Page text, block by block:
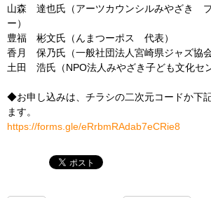
山森 達也氏（アーツカウンシルみやざき
ー）
豊福 彬文氏（んまつーポス 代表）
香月 保乃氏（一般社団法人宮崎県ジャズ協
土田 浩氏（NPO法人みやざき子ども文化セ
◆お申し込みは、チラシの二次元コードか下
ます。
https://forms.gle/eRrbmRAdab7eCRie8